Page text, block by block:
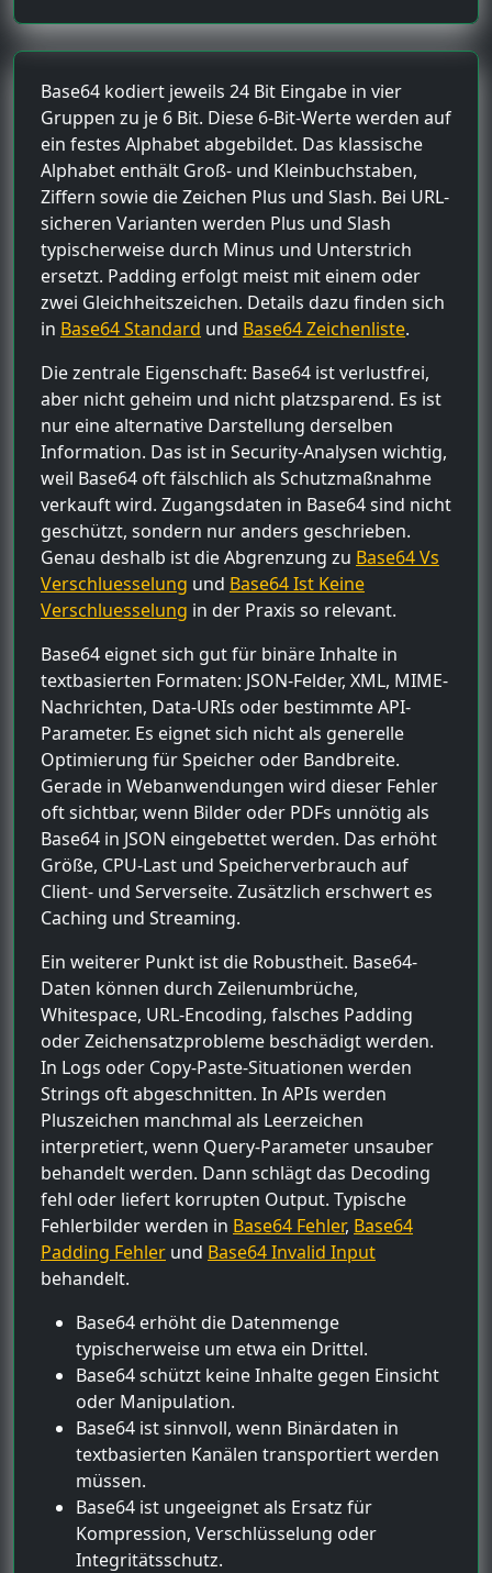
Base64 kodiert jeweils 24 Bit Eingabe in vier
Gruppen zu je 6 Bit. Diese 6-Bit-Werte werden auf
ein festes Alphabet abgebildet. Das klassische
Alphabet enthält Groß- und Kleinbuchstaben,
Ziffern sowie die Zeichen Plus und Slash. Bei URL-
sicheren Varianten werden Plus und Slash
typischerweise durch Minus und Unterstrich
ersetzt. Padding erfolgt meist mit einem oder
zwei Gleichheitszeichen. Details dazu finden sich
in Base64 Standard und Base64 Zeichenliste.
Die zentrale Eigenschaft: Base64 ist verlustfrei,
aber nicht geheim und nicht platzsparend. Es ist
nur eine alternative Darstellung derselben
Information. Das ist in Security-Analysen wichtig,
weil Base64 oft fälschlich als Schutzmaßnahme
verkauft wird. Zugangsdaten in Base64 sind nicht
geschützt, sondern nur anders geschrieben.
Genau deshalb ist die Abgrenzung zu Base64 Vs
Verschluesselung und Base64 Ist Keine
Verschluesselung in der Praxis so relevant.
Base64 eignet sich gut für binäre Inhalte in
textbasierten Formaten: JSON-Felder, XML, MIME-
Nachrichten, Data-URIs oder bestimmte API-
Parameter. Es eignet sich nicht als generelle
Optimierung für Speicher oder Bandbreite.
Gerade in Webanwendungen wird dieser Fehler
oft sichtbar, wenn Bilder oder PDFs unnötig als
Base64 in JSON eingebettet werden. Das erhöht
Größe, CPU-Last und Speicherverbrauch auf
Client- und Serverseite. Zusätzlich erschwert es
Caching und Streaming.
Ein weiterer Punkt ist die Robustheit. Base64-
Daten können durch Zeilenumbrüche,
Whitespace, URL-Encoding, falsches Padding
oder Zeichensatzprobleme beschädigt werden.
In Logs oder Copy-Paste-Situationen werden
Strings oft abgeschnitten. In APIs werden
Pluszeichen manchmal als Leerzeichen
interpretiert, wenn Query-Parameter unsauber
behandelt werden. Dann schlägt das Decoding
fehl oder liefert korrupten Output. Typische
Fehlerbilder werden in Base64 Fehler, Base64
Padding Fehler und Base64 Invalid Input
behandelt.
Base64 erhöht die Datenmenge
typischerweise um etwa ein Drittel.
Base64 schützt keine Inhalte gegen Einsicht
oder Manipulation.
Base64 ist sinnvoll, wenn Binärdaten in
textbasierten Kanälen transportiert werden
müssen.
Base64 ist ungeeignet als Ersatz für
Kompression, Verschlüsselung oder
Integritätsschutz.